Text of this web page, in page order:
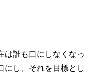
は誰も口にしなくなっ
にし、それを目標とし